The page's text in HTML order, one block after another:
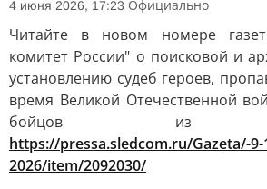
4 июня 2026, 17:23 Официально
Читайте в новом номере
комитет России" о поисковой и
установлению судеб героев,
время Великой Отечественной
бойцов из
https://pressa.sledcom.ru/Gazeta/-9-
2026/item/2092030/